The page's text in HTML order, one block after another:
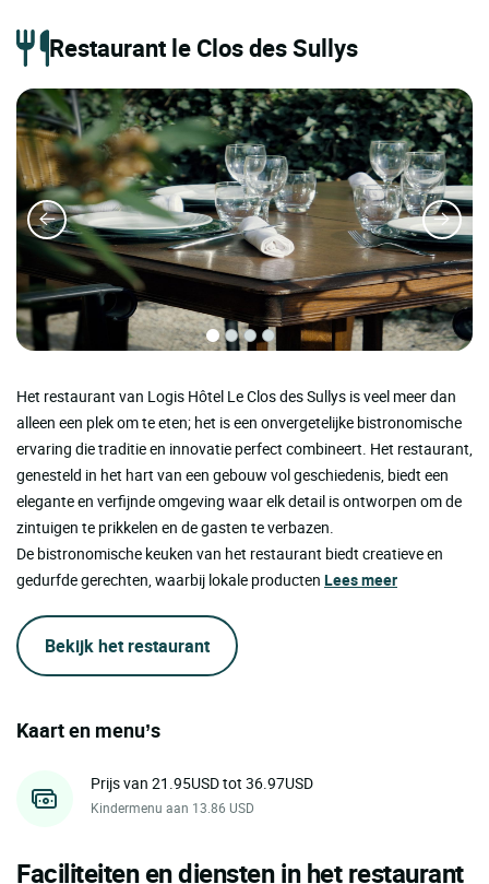
Restaurant le Clos des Sullys
Het restaurant van Logis Hôtel Le Clos des Sullys is veel meer dan
alleen een plek om te eten; het is een onvergetelijke bistronomische
ervaring die traditie en innovatie perfect combineert. Het restaurant,
genesteld in het hart van een gebouw vol geschiedenis, biedt een
elegante en verfijnde omgeving waar elk detail is ontworpen om de
zintuigen te prikkelen en de gasten te verbazen.
De bistronomische keuken van het restaurant biedt creatieve en
gedurfde gerechten, waarbij lokale producten Lees meer
Bekijk het restaurant
Kaart en menu’s
Prijs van 21.95USD tot 36.97USD
Kindermenu aan 13.86 USD
Faciliteiten en diensten in het restaurant